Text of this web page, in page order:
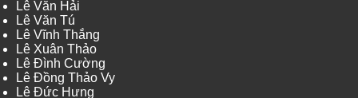
Lê Văn Hải
Lê Văn Tú
Lê Vĩnh Thắng
Lê Xuân Thảo
Lê Đình Cường
Lê Đồng Thảo Vy
Lê Đức Hưng